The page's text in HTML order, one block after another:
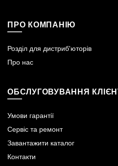
ПРО КОМПАНІЮ
Розділ для дистриб'юторів
Про нас
ОБСЛУГОВУВАННЯ
Умови гарантії
Сервіс та ремонт
Завантажити каталог
Контакти